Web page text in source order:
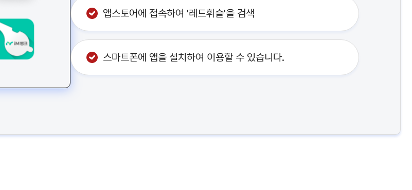
앱스토어에 접속하여 '레드휘슬'을 검색
스마트폰에 앱을 설치하여 이용할 수 있습니다.